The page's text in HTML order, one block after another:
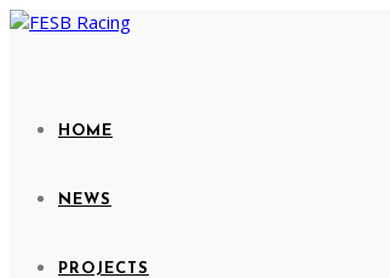
HOME
NEWS
PROJECTS